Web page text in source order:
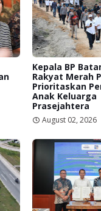
Kepala BP
Rakyat Merah
Prioritaskan
Anak Keluarga
Prasejahtera
August 02, 2026